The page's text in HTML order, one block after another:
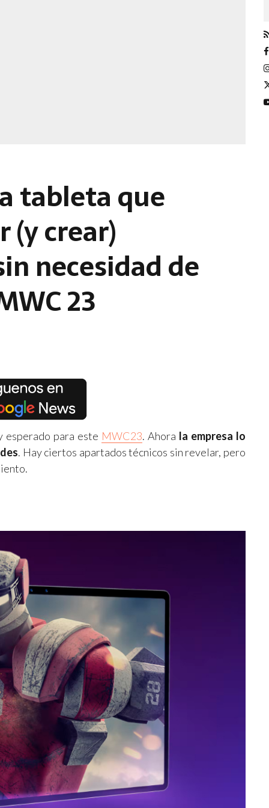
tableta que
crear)
necesidad de
23
esperado para este MWC23. Ahora la empresa lo
. Hay ciertos apartados técnicos sin revelar, pero